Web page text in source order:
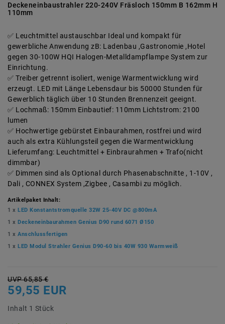
Deckeneinbaustrahler 220-240V Fräsloch 150mm B 162mm H
110mm
Leuchtmittel austauschbar Ideal und kompakt für
gewerbliche Anwendung zB: Ladenbau ,Gastronomie ,Hotel
gegen 30-100W HQI Halogen-Metalldampflampe System zur
Einrichtung.
Treiber getrennt isoliert, wenige Warmentwicklung wird
erzeugt. LED mit Länge Lebensdaur bis 50000 Stunden für
Gewerblich täglich über 10 Stunden Brennenzeit geeignt.
Lochmaß: 150mm Einbautief: 110mm Lichtstrom: 2100
lumen
Hochwertige gebürstet Einbaurahmen, rostfrei und wird
auch als extra Kühlungsteil gegen die Warmentwicklung
Lieferumfang: Leuchtmittel + Einbraurahmen + Trafo(nicht
dimmbar)
Dimmen sind als Optional durch Phasenabschnitte , 1-10V ,
Dali , CONNEX System ,Zigbee , Casambi zu möglich.
Artikelpaket Inhalt:
1 x LED Konstantstromquelle 32W 25-40V DC @800mA
1 x Deckeneinbaurahmen Genius D90 rund 6071 Ø150
1 x Anschlussfertigen
1 x LED Modul Strahler Genius D90-60 bis 40W 930 Warmweiß
UVP 65,85 €
59,55 EUR
Inhalt 1 Stück